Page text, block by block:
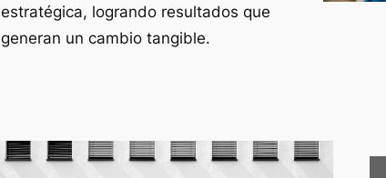
estratégica, logrando resultados que
generan un cambio tangible.